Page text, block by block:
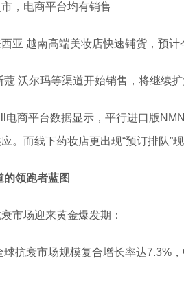
，电商平台均有销售
亚 越南高端美妆店快速铺货，预
沃尔玛等渠道开始销售，将继续
电商平台数据显示，平行进口版
。而线下药妆店更出现“预订排队”
的领跑者蓝图
市场迎来黄金爆发期：
抗衰市场规模复合增长率达7.3%